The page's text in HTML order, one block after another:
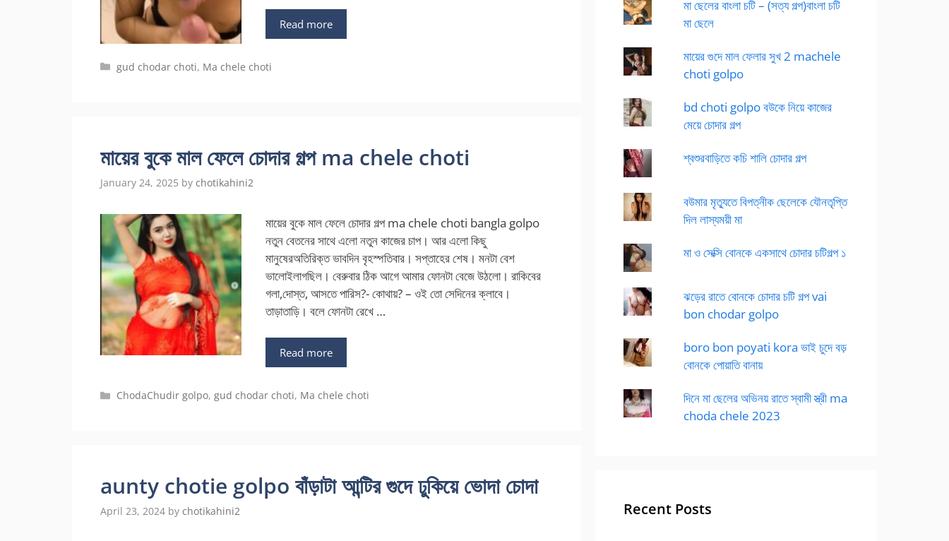
Read more
Categories
gud chodar choti, Ma chele choti
মায়ের বুকে মাল ফেলে চোদার গল্প ma chele choti
January 24, 2025 by chotikahini2
মায়ের বুকে মাল ফেলে চোদার গল্প ma chele choti bangla golpo
নতুন বেতনের সাথে এলো নতুন কাজের চাপ। আর এলো কিছু
মানুষেরঅতিরিক্ত ভাবদিন বৃহস্পতিবার। সপ্তাহের শেষ। মনটা বেশ
ভালোইলাগছিল। বেরুবার ঠিক আগে আমার ফোনটা বেজে উঠলো। রাকিবের
গলা,দোস্ত, আসতে পারিস?- কোথায়? – ওই তো সেদিনের ক্লাবে।
তাড়াতাড়ি। বলে ফোনটা রেখে …
Read more
Categories
ChodaChudir golpo,gud chodar choti, Ma chele choti
aunty chotie golpo বাঁড়াটা আন্টির গুদে ঢুকিয়ে ভোদা চোদা
April 23, 2024 by chotikahini2
মা ছেলের বাংলা চটি – (সত্য গল্প)বাংলা চটি
মা ছেলে
মায়ের গুদে মাল ফেলার সুখ 2 machele
choti golpo
bd choti golpo বউকে নিয়ে কাজের
মেয়ে চোদার গল্প
শ্বশুরবাড়িতে কচি শালি চোদার গল্প
বউমার মৃত্যুতে বিপত্নীক ছেলেকে যৌনতৃপ্তি
দিল লাস্যময়ী মা
মা ও সেক্সি বোনকে একসাথে চোদার চটিগল্প ১
ঝড়ের রাতে বোনকে চোদার চটি গল্প vai
bon chodar golpo
boro bon poyati kora ভাই চুদে বড়
বোনকে পোয়াতি বানায়
দিনে মা ছেলের অভিনয় রাতে স্বামী স্ত্রী ma
choda chele 2023
Recent Posts